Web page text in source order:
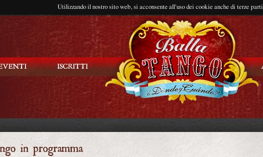
Utilizzando il nostro sito web, si acconsente all'uso dei cookie anche di terze parti